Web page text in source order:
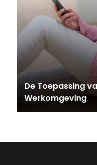
De Toepassing
Werkomgeving